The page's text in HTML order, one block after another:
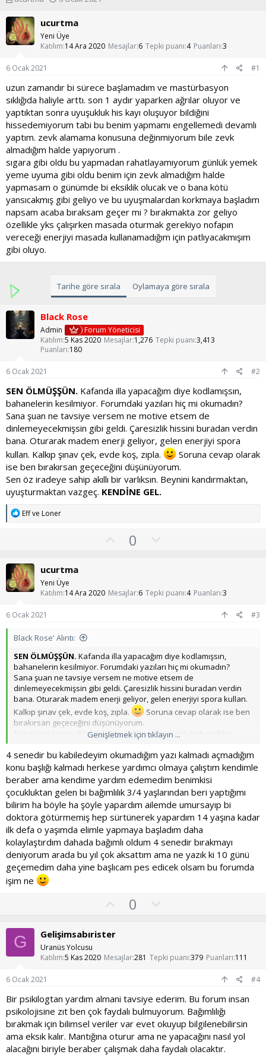
n
u
y
a
ş
l
a
t
a
n
ş
l
a
n
ç
t
a
r
i
h
i
ucurtma
Yeni Üye
Katılım 14 Ara 2020 Mesajlar 6 Tepki puanı 4 Puanları 3
6 Ocak 2021 #1
uzun zamandır bi sürece başlamadım ve mastürbasyon
sıklığıda haliyle arttı. son 1 aydır yaparken ağrılar oluyor ve
yaptıktan sonra uyuşukluk his kayı oluşuyor bildiğini
hissedemiyorum tabi bu benim yapmamı engellemedi devamlı
yaptım. zevk alamama konusuna değinmiyorum bile zevk
almadığım halde yapıyorum .
sıgara gibi oldu bu yapmadan rahatlayamıyorum günlük yemek
yeme uyuma gibi oldu benim için zevk almadığım halde
yapmasam o günümde bi eksiklik olucak ve o bana kötü
yansıcakmış gibi geliyo ve bu uyuşmalardan korkmaya başladım
napsam acaba bıraksam geçer mi ? bırakmakta zor geliyo
özellikle yks çalışırken masada oturmak gerekiyo nofapın
vereceği enerjiyi masada kullanamadığım için patlıyacakmışım
gibi oluyo.
Tarihe göre sırala Oylamaya göre sırala
Black Rose
Admin
Forum Yöneticisi
Katılım 5 Kas 2020 Mesajlar 1,276 Tepki puanı 3,413
Puanları 180
6 Ocak 2021 #2
SEN ÖLMÜŞŞÜN. Kafanda illa yapacağım diye kodlamışsın,
bahanelerin kesilmiyor. Forumdaki yazıları hiç mi okumadın?
Sana şuan ne tavsiye versem ne motive etsem de
dinlemeyecekmişsin gibi geldi. Çaresizlik hissini buradan verdin
bana. Oturarak madem enerji geliyor, gelen enerjiyi spora
kullan. Kalkıp şınav çek, evde koş, zıpla.
Soruna cevap olarak
ise ben bırakırsan geçeceğini düşünüyorum.
Sen öz iradeye sahip akıllı bir varlıksın. Beynini kandırmaktan,
uyuşturmaktan vazgeç. KENDİNE GEL.
T
e
r
:
Effve Loner
O0
s
y
l
a
ucurtma
Yeni Üye
Katılım 14 Ara 2020 Mesajlar 6 Tepki puanı 4 Puanları 3
6 Ocak 2021 #3
Black Rose' Alıntı:
SEN ÖLMÜŞŞÜN. Kafanda illa yapacağım diye kodlamışsın,
bahanelerin kesilmiyor. Forumdaki yazıları hiç mi okumadın?
Sana şuan ne tavsiye versem ne motive etsem de
dinlemeyecekmişsin gibi geldi. Çaresizlik hissini buradan verdin
bana. Oturarak madem enerji geliyor, gelen enerjiyi spora kullan.
Kalkıp şınav çek, evde koş, zıpla.
Soruna cevap olarak ise ben
bırakırsan geçeceğini düşünüyorum.
Sen öz iradeye sahip akıllı bir varlıksın. Beynini kandırmaktan,
Genişletmek için tıklayın ...
4 senedir bu kabiledeyim okumadığım yazı kalmadı açmadığım
konu başlığı kalmadı herkese yardımcı olmaya çalıştım kendimle
beraber ama kendime yardım edemedim benimkisi
çocukluktan gelen bi bağımlılık 3/4 yaşlarından beri yaptığımı
bilirim ha böyle ha şöyle yapardım ailemde umursayıp bi
doktora götürmemiş hep sürtünerek yapardım 14 yaşına kadar
ilk defa o yaşımda elimle yapmaya başladım daha
kolaylaştırdım dahada bağımlı oldum 4 senedir bırakmayı
deniyorum arada bu yıl çok aksattım ama ne yazık ki 10 günü
geçemedim daha yine başlıcam pes edicek olsam bu forumda
işim ne
O0
s
o
y
l
a
G Gelişimsabırister
Uranüs Yolcusu
Katılım 5 Kas 2020 Mesajlar281 Tepki puanı 379 Puanları 111
6 Ocak 2021 #4
Bir psikilogtan yardım almani tavsiye ederim. Bu forum insan
psikolojisine zıt ben çok faydalı bulmuyorum. Bağımlılığı
bırakmak için bilimsel veriler var evet okuyup bilgilenebilirsin
ama eksık kalır. Mantığına oturur ama ne yapacağını nasıl yol
alacağını biriyle beraber çalışmak daha faydalı olacaktır.